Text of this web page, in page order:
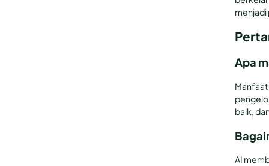
menjadi
Apa
baik,
AI